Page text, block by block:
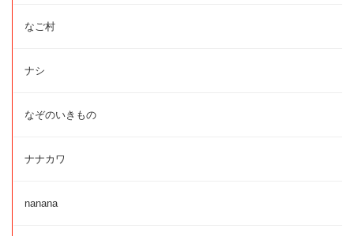
なご村
ナシ
なぞのいきもの
ナナカワ
nanana